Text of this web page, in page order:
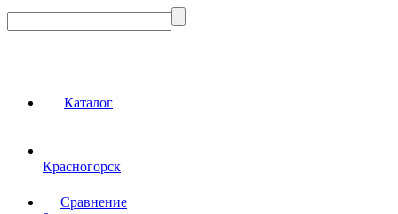
Каталог
Красногорск
Сравнение